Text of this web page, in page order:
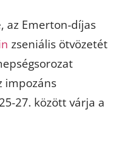
az Emerton-díjas
zseniális ötvözetét
impozáns
27. között várja a